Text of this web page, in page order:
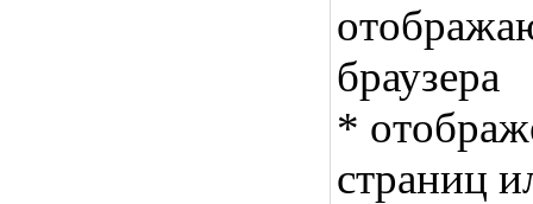
браузера
*
страниц